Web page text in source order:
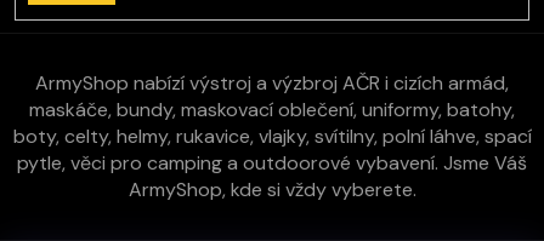
ArmyShop nabízí výstroj a výzbroj AČR i cizích armád,
maskáče, bundy, maskovací oblečení, uniformy, batohy,
boty, celty, helmy, rukavice, vlajky, svítilny, polní láhve, spací
pytle, věci pro camping a outdoorové vybavení. Jsme Váš
ArmyShop, kde si vždy vyberete.